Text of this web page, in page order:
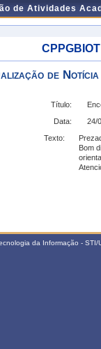
de Atividades
de Notícia
Título:
Data:
24/
Texto:
Bom
da Informação -